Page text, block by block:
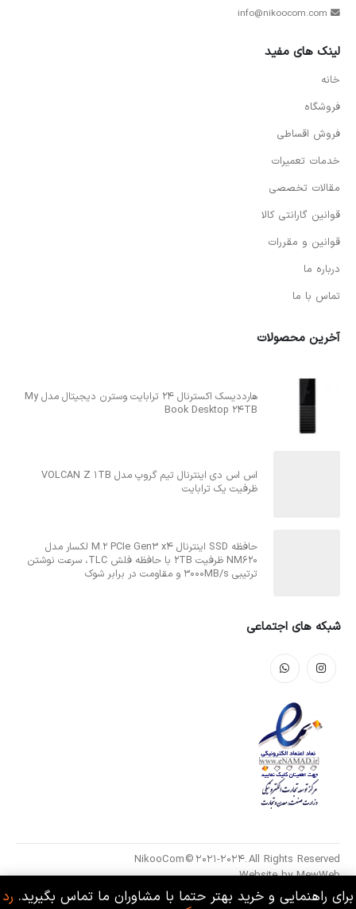
برای راهنمایی و خرید بهتر حتما با مشاوران ما تماس بگیرید. رد
info@nikoocom.com
لینک های مفید
خانه
فروشگاه
فروش اقساطی
خدمات تعمیرات
مقالات تخصصی
قوانین گارانتی کالا
قوانین و مقررات
درباره ما
تماس با ما
آخرین محصولات
هارددیسک اکسترنال 24 ترابایت وسترن دیجیتال مدل My
Book Desktop 24TB
اس اس دی اینترنال تیم گروپ مدل VOLCAN Z 1TB
ظرفیت یک ترابایت
حافظه SSD اینترنال M.2 PCIe Gen3 x4 لکسار مدل
NM620 ظرفیت 2TB با حافظه فلش TLC، سرعت نوشتن
ترتیبی 3000MB/s و مقاومت در برابر شوک
شبکه های اجتماعی
NikooCom © 2021-2024. All Rights Reserved
Website byMewWeb